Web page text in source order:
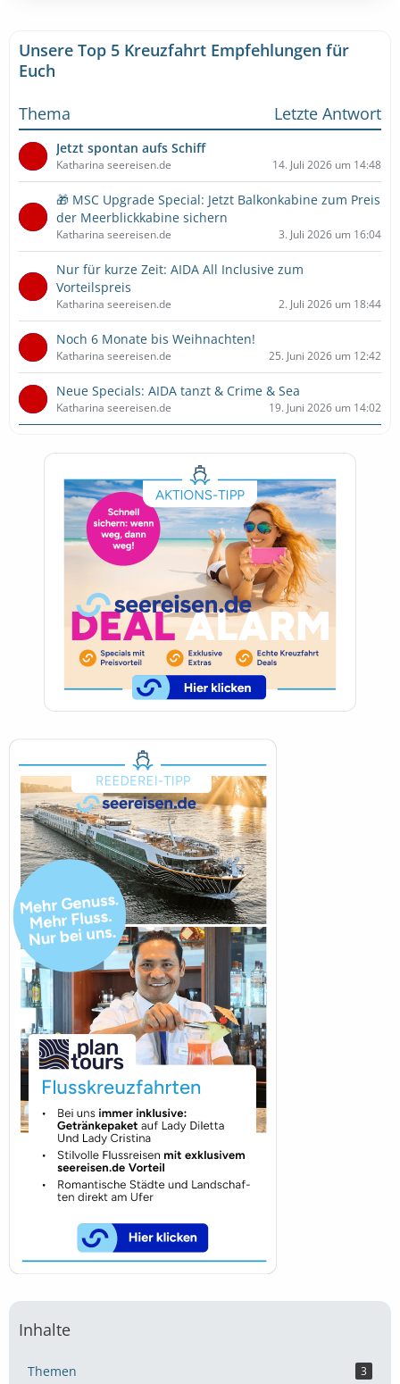
Unsere Top 5 Kreuzfahrt Empfehlungen für
Euch
Thema
Letzte Antwort
Jetzt spontan aufs Schiff
Katharina seereisen.de 14. Juli 2026 um 14:48
🎁 MSC Upgrade Special: Jetzt Balkonkabine zum Preis
der Meerblickkabine sichern
Katharina seereisen.de 3. Juli 2026 um 16:04
Nur für kurze Zeit: AIDA All Inclusive zum
Vorteilspreis
Katharina seereisen.de 2. Juli 2026 um 18:44
Noch 6 Monate bis Weihnachten!
Katharina seereisen.de 25. Juni 2026 um 12:42
Neue Specials: AIDA tanzt & Crime & Sea
Katharina seereisen.de 19. Juni 2026 um 14:02
Inhalte
Themen 3